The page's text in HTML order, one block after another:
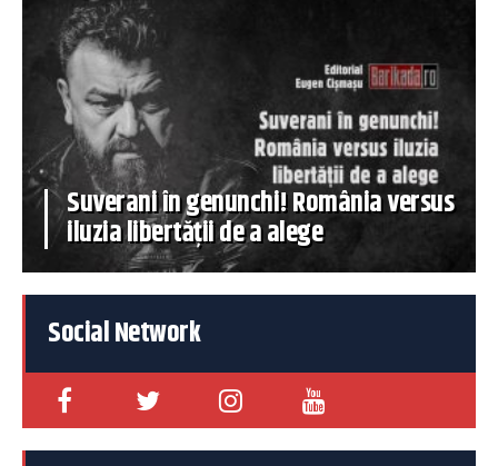
Suverani în genunchi! România versus
iluzia libertății de a alege
Social Network